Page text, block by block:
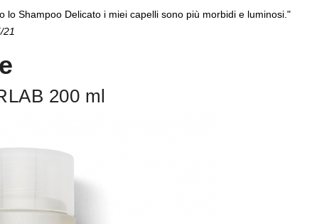
lo Shampoo Delicato i miei capelli sono più morbidi e luminosi."
21
200 ml